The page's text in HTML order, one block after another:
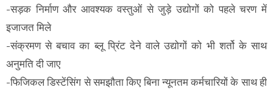
-सड़क निर्माण और आवश्यक वस्तुओं से जुड़े उद्योगों को पहले चरण में
इजाजत मिले
-संक्रमण से बचाव का ब्लू प्रिंट देने वाले उद्योगों को भी शर्तो के साथ
अनुमति दी जाए
-फिजिकल डिस्टेंसिंग से समझौता किए बिना न्यूनतम कर्मचारियों के साथ ही